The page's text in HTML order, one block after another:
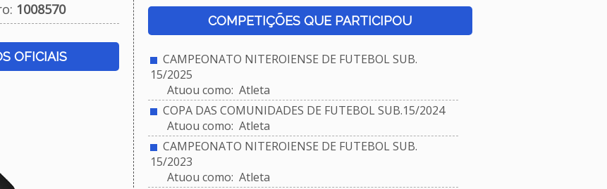
1008570
OFICIAIS
COMPETIÇÕES QUE PARTICIPOU
CAMPEONATO NITEROIENSE DE FUTEBOL SUB.
15/2025
Atuou como: Atleta
COPA DAS COMUNIDADES DE FUTEBOL SUB.15/2024
Atuou como: Atleta
CAMPEONATO NITEROIENSE DE FUTEBOL SUB.
15/2023
Atuou como: Atleta